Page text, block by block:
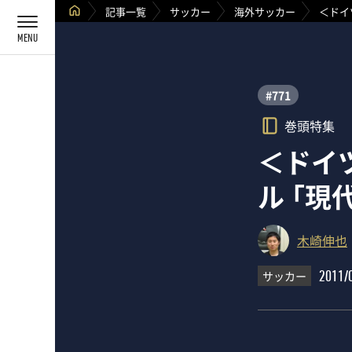
記事一覧 サッカー 海外サッカー ＜ド
#771
巻頭特集
＜ドイ
ル 「現
木崎伸也
サッカー 2011/